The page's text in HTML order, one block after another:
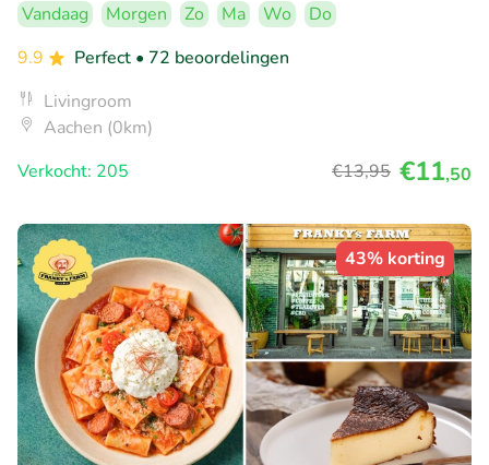
Vandaag Morgen Zo Ma Wo
Do
9.9
Perfect • 72 beoordelingen
Livingroom
Aachen (0km)
Verkocht: 205
€13,95 €11,50
43% korting